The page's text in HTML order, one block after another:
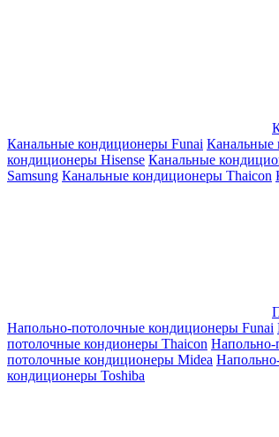
Канальные кондиционеры Funai Канальные
кондиционеры Hisense Канальные
Samsung Канальные кондиционеры Thaicon
Напольно-потолочные кондиционеры Funai
потолочные кондионеры Thaicon Напольно-
потолочные кондиционеры Midea
кондиционеры Toshiba